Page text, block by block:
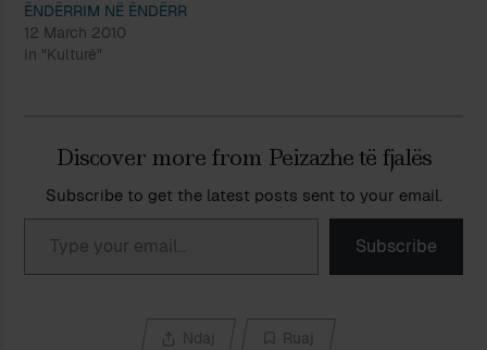
ËNDËRRIM NË ËNDËRR
12 March 2010
In "Kulturë"
Discover more from Peizazhe të fjalës
Subscribe to get the latest posts sent to your email.
Type your email…
Subscribe
Ndaj Ruaj